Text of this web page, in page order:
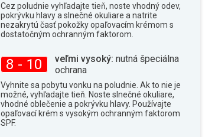
Cez poludnie vyhľadajte tieň, noste vhodný odev,
pokrývku hlavy a slnečné okuliare a natrite
nezakrytú časť pokožky opaľovacím krémom s
dostatočným ochranným faktorom.
8 - 10 veľmi vysoký: nutná špeciálna
ochrana
Vyhnite sa pobytu vonku na poludnie. Ak to nie je
možné, vyhľadajte tieň. Noste slnečné okuliare,
vhodné oblečenie a pokrývku hlavy. Používajte
opaľovací krém s vysokým ochranným faktorom
SPF.